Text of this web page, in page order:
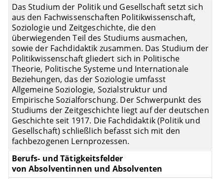
Das Studium der Politik und Gesellschaft setzt sich
aus den Fachwissenschaften Politikwissenschaft,
Soziologie und Zeitgeschichte, die den
überwiegenden Teil des Studiums ausmachen,
sowie der Fachdidaktik zusammen. Das Studium der
Politikwissenschaft gliedert sich in Politische
Theorie, Politische Systeme und Internationale
Beziehungen, das der Soziologie umfasst
Allgemeine Soziologie, Sozialstruktur und
Empirische Sozialforschung. Der Schwerpunkt des
Studiums der Zeitgeschichte liegt auf der deutschen
Geschichte seit 1917. Die Fachdidaktik (Politik und
Gesellschaft) schließlich befasst sich mit den
fachbezogenen Lernprozessen.
Berufs- und Tätigkeitsfelder
von Absolventinnen und Absolventen